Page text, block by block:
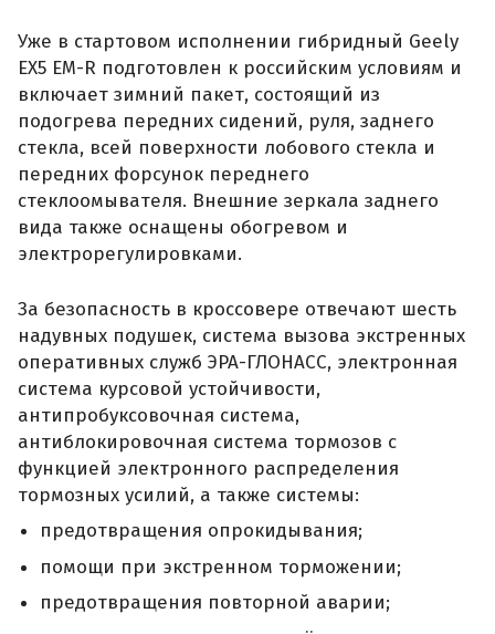
Уже в стартовом исполнении гибридный Geely
EX5 EM-R подготовлен к российским условиям и
включает зимний пакет, состоящий из
подогрева передних сидений, руля, заднего
стекла, всей поверхности лобового стекла и
передних форсунок переднего
стеклоомывателя. Внешние зеркала заднего
вида также оснащены обогревом и
электрорегулировками.
За безопасность в кроссовере отвечают шесть
надувных подушек, система вызова экстренных
оперативных служб ЭРА-ГЛОНАСС, электронная
система курсовой устойчивости,
антипробуксовочная система,
антиблокировочная система тормозов с
функцией электронного распределения
тормозных усилий, а также системы:
предотвращения опрокидывания;
помощи при экстренном торможении;
предотвращения повторной аварии;